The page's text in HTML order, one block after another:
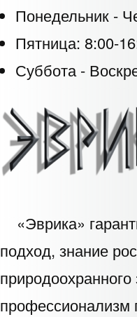
Понедельник -
Пятница: 8:00-
Суббота -
«Эврика»
подход, знание
природоохранного
профессионализм